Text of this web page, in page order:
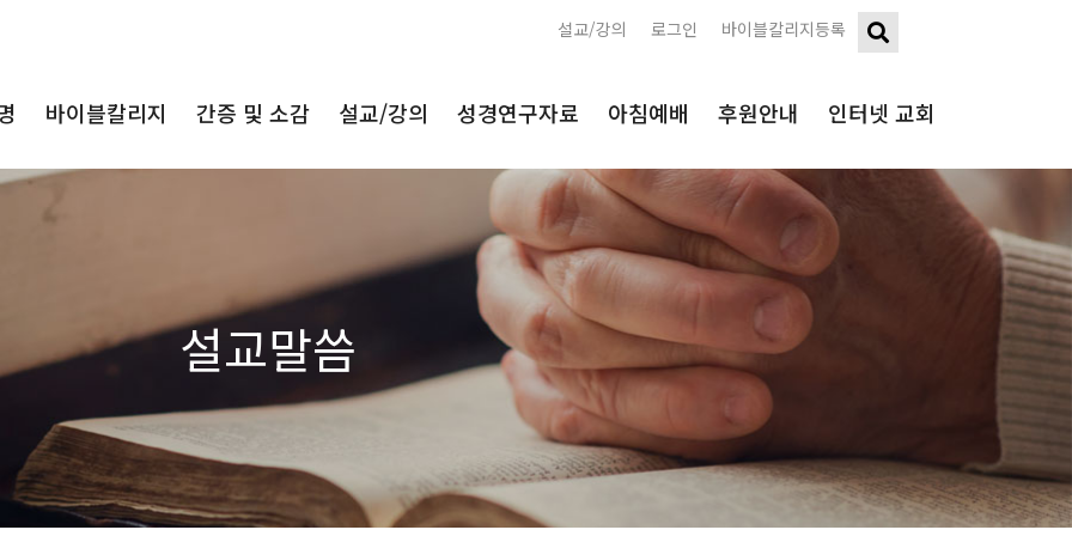
바이블칼리지등록
로그인
설교/강의
바이블칼리지 간증 및 소감 설교/강의 성경연구자료 아침예배 후원안내 인터넷 교회
설교말씀